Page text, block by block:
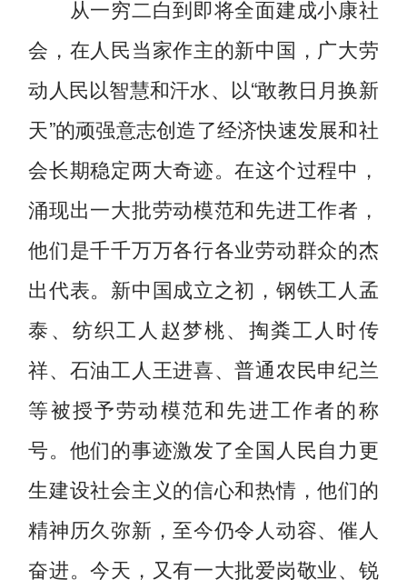
从一穷二白到即将全面建成小康社
会，在人民当家作主的新中国，广大劳
动人民以智慧和汗水、以“敢教日月换新
天”的顽强意志创造了经济快速发展和社
会长期稳定两大奇迹。在这个过程中，
涌现出一大批劳动模范和先进工作者，
他们是千千万万各行各业劳动群众的杰
出代表。新中国成立之初，钢铁工人孟
泰、纺织工人赵梦桃、掏粪工人时传
祥、石油工人王进喜、普通农民申纪兰
等被授予劳动模范和先进工作者的称
号。他们的事迹激发了全国人民自力更
生建设社会主义的信心和热情，他们的
精神历久弥新，至今仍令人动容、催人
奋进。今天，又有一大批爱岗敬业、锐